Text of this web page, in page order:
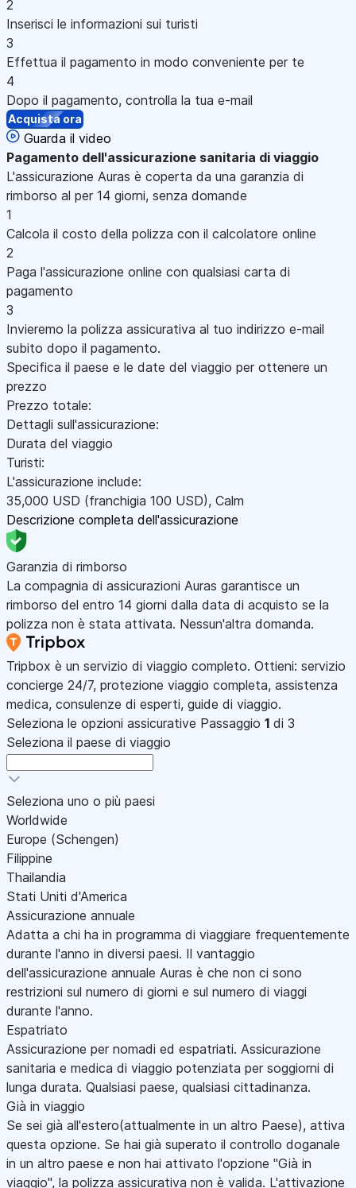
2
Inserisci le informazioni sui turisti
3
Effettua il pagamento in modo conveniente per te
4
Dopo il pagamento, controlla la tua e-mail
Acquista ora
Guarda il video
Pagamento dell'assicurazione sanitaria di viaggio
L'assicurazione Auras è coperta da una garanzia di
rimborso al per 14 giorni, senza domande
1
Calcola il costo della polizza con il calcolatore online
2
Paga l'assicurazione online con qualsiasi carta di
pagamento
3
Invieremo la polizza assicurativa al tuo indirizzo e-mail
subito dopo il pagamento.
Specifica il paese e le date del viaggio per ottenere un
prezzo
Prezzo totale:
Dettagli sull'assicurazione:
Durata del viaggio
Turisti:
L'assicurazione include:
35,000 USD (franchigia 100 USD), Calm
Descrizione completa dell'assicurazione
Garanzia di rimborso
La compagnia di assicurazioni Auras garantisce un
rimborso del entro 14 giorni dalla data di acquisto se la
polizza non è stata attivata. Nessun'altra domanda.
Tripbox è un servizio di viaggio completo. Ottieni: servizio
concierge 24/7, protezione viaggio completa, assistenza
medica, consulenze di esperti, guide di viaggio.
Seleziona le opzioni assicurative Passaggio 1 di 3
Seleziona il paese di viaggio
Seleziona uno o più paesi
Worldwide
Europe (Schengen)
Filippine
Thailandia
Stati Uniti d'America
Assicurazione annuale
Adatta a chi ha in programma di viaggiare frequentemente
durante l'anno in diversi paesi. Il vantaggio
dell'assicurazione annuale Auras è che non ci sono
restrizioni sul numero di giorni e sul numero di viaggi
durante l'anno.
Espatriato
Assicurazione per nomadi ed espatriati. Assicurazione
sanitaria e medica di viaggio potenziata per soggiorni di
lunga durata. Qualsiasi paese, qualsiasi cittadinanza.
Già in viaggio
Se sei già all'estero(attualmente in un altro Paese), attiva
questa opzione. Se hai già superato il controllo doganale
in un altro paese e non hai attivato l'opzione "Già in
viaggio", la polizza assicurativa non è valida. L'attivazione